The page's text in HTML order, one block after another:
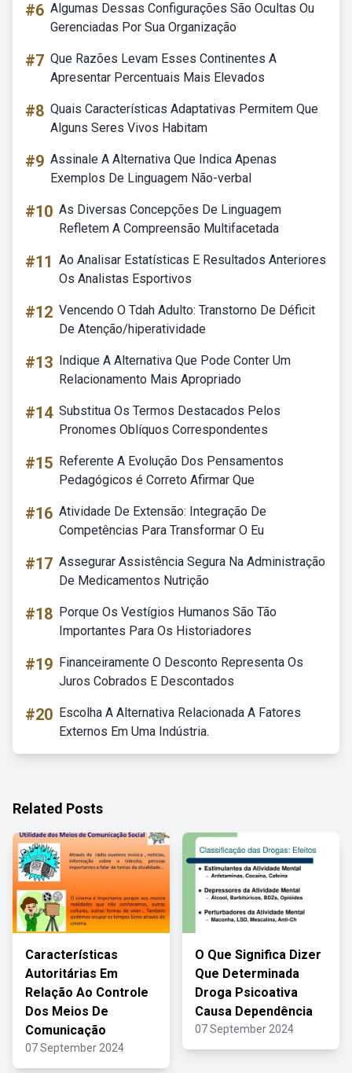
#6 Algumas Dessas Configurações São Ocultas Ou
Gerenciadas Por Sua Organização
#7 Que Razões Levam Esses Continentes A
Apresentar Percentuais Mais Elevados
#8 Quais Características Adaptativas Permitem Que
Alguns Seres Vivos Habitam
#9 Assinale A Alternativa Que Indica Apenas
Exemplos De Linguagem Não-verbal
#10 As Diversas Concepções De Linguagem
Refletem A Compreensão Multifacetada
#11 Ao Analisar Estatísticas E Resultados Anteriores
Os Analistas Esportivos
#12 Vencendo O Tdah Adulto: Transtorno De Déficit
De Atenção/hiperatividade
#13 Indique A Alternativa Que Pode Conter Um
Relacionamento Mais Apropriado
#14 Substitua Os Termos Destacados Pelos
Pronomes Oblíquos Correspondentes
#15 Referente A Evolução Dos Pensamentos
Pedagógicos é Correto Afirmar Que
#16 Atividade De Extensão: Integração De
Competências Para Transformar O Eu
#17 Assegurar Assistência Segura Na Administração
De Medicamentos Nutrição
#18 Porque Os Vestígios Humanos São Tão
Importantes Para Os Historiadores
#19 Financeiramente O Desconto Representa Os
Juros Cobrados E Descontados
#20 Escolha A Alternativa Relacionada A Fatores
Externos Em Uma Indústria.
Related Posts
Características
Autoritárias Em
Relação Ao Controle
Dos Meios De
Comunicação
07 September 2024
O Que Significa Dizer
Que Determinada
Droga Psicoativa
Causa Dependência
07 September 2024